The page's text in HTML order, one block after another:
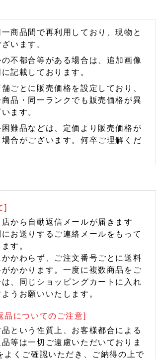
一商品間で再利用しており、現物と
います。
の不都合等がある場合は、追加画像
記載しております。
舗ごとに販売価格を設定しており、
品・同一ランクでも販売価格が異
ます。
困難品などは、定価より販売価格が
合がございます。何卒ご理解くだ
]
店から自動返信メールが届きます
お送りするご連絡メールをもって
す。
かかわらず、ご注文番号ごとに送料
かかります。一度に複数商品をご
、同じショッピングカートに入れ
うお願いいたします。
品についてのご注意]
品という性質上、お客様都合による
等は一切ご遠慮いただいておりま
よくご確認いただき、ご納得の上で